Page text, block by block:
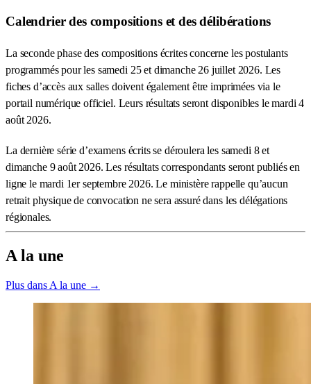
Calendrier des compositions et des délibérations
La seconde phase des compositions écrites concerne les postulants
programmés pour les samedi 25 et dimanche 26 juillet 2026. Les
fiches d’accès aux salles doivent également être imprimées via le
portail numérique officiel. Leurs résultats seront disponibles le mardi 4
août 2026.
La dernière série d’examens écrits se déroulera les samedi 8 et
dimanche 9 août 2026. Les résultats correspondants seront publiés en
ligne le mardi 1er septembre 2026. Le ministère rappelle qu’aucun
retrait physique de convocation ne sera assuré dans les délégations
régionales.
A la une
Plus dans A la une →